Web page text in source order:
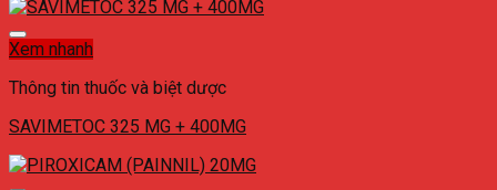
Xem nhanh
Thông tin thuốc và biệt dược
SAVIMETOC 325 MG + 400MG